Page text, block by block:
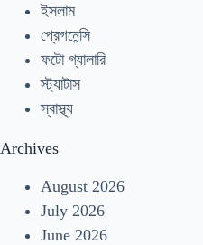
ইসলাম
প্রেগনেন্সি
ফটো গ্যালারি
স্ট্যাটাস
স্বাস্থ্য
Archives
August 2026
July 2026
June 2026